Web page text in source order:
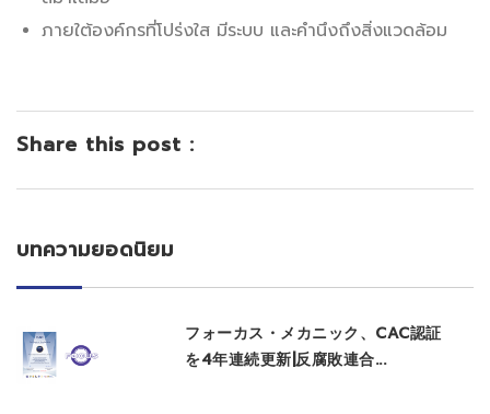
ภายใต้องค์กรที่โปร่งใส มีระบบ และคำนึงถึงสิ่งแวดล้อม
Share this post :
บทความยอดนิยม
フォーカス・メカニック、CAC認証
を4年連続更新|反腐敗連合...